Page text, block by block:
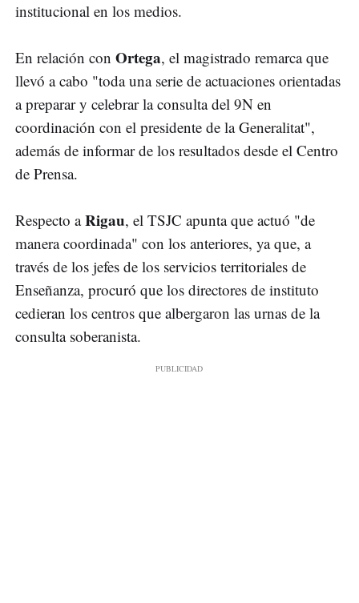
institucional en los medios.
En relación con Ortega, el magistrado remarca que
llevó a cabo "toda una serie de actuaciones orientadas
a preparar y celebrar la consulta del 9N en
coordinación con el presidente de la Generalitat",
además de informar de los resultados desde el Centro
de Prensa.
Respecto aRigau, el TSJC apunta que actuó "de
manera coordinada" con los anteriores, ya que, a
través de los jefes de los servicios territoriales de
Enseñanza, procuró que los directores de instituto
cedieran los centros que albergaron las urnas de la
consulta soberanista.